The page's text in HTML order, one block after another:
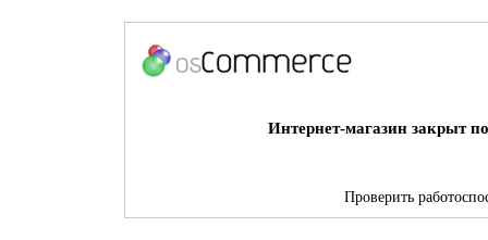
Интернет-магазин закрыт
Проверить